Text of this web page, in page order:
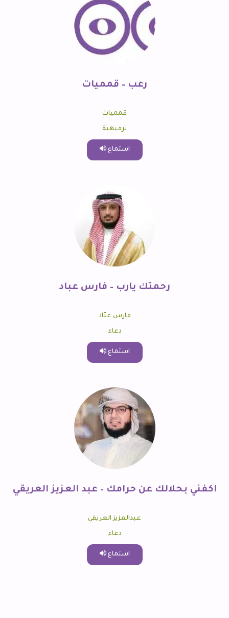
رعب – قمميات
قمميات
ترفيهية
استماع
رحمتك يارب – فارس عباد
فارس عبّاد
دعاء
استماع
اكفني بحلالك عن حرامك – عبد العزيز العريقي
عبدالعزيز العريقي
دعاء
استماع